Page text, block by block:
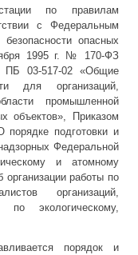
по правилам
с Федеральным
опасных
1995 г. № 170-ФЗ
ПБ 03-517-02 «Общие
для организаций,
промышленной
объектов», Приказом
подготовки и
Федеральной
и атомному
работы по
организаций,
экологическому,
порядок и